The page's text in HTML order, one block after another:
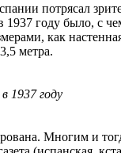
потрясал
1937 году было, с
как
метра.
1937 году
Многим и